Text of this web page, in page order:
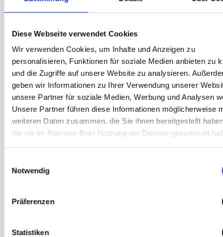
Diese Webseite verwendet Cookies
Wir verwenden Cookies, um Inhalte und Anzeigen zu
personalisieren, Funktionen für soziale Medien anbieten zu
und die Zugriffe auf unsere Website zu analysieren.
geben wir Informationen zu Ihrer Verwendung unserer
unsere Partner für soziale Medien, Werbung und Analysen
Unsere Partner führen diese Informationen möglicherweise
weiteren Daten zusammen, die Sie ihnen bereitgestellt
die sie im Rahmen Ihrer Nutzung der Dienste gesammelt
Notwendig
Präferenzen
Statistiken
Priorisierte Terminvergabe– exklusiv für die
Samsung Galaxy S26 Modelle, die im Samsung Online
Shop oder der Samsung Shop App erworben wurden,
sowie für alle Galaxy Z Modelle (Flip&Fold)*
Kostenlose Anfahrt zu dir– 20 € Gutschrift auf die
Premium Service Pauschale*
Leihgerät inklusive– wenn dein Gerät während des
Termins nicht repariert werden kann*
*Gilt nur für Garantieschäden. Siehe
Reparatur in unter einer Stunde – ohne